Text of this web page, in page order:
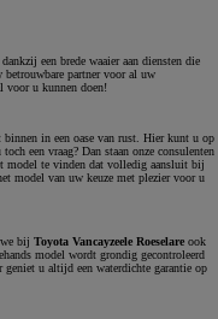
een brede waaier aan diensten die
partner voor al uw
voor u kunnen doen!
binnen in een oase van rust. Hier kunt u op
een vraag? Dan staan onze consulenten
model te vinden dat volledig aansluit bij
model van uw keuze met plezier voor u
bij Toyota Vancayzeele Roeselare ook
model wordt grondig gecontroleerd
geniet u altijd een waterdichte garantie op